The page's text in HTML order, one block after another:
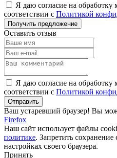
Я даю согласие на
соответствии с Политикой
Получить предложение
Оставить отзыв
Я даю согласие на
соответствии с Политикой
Отправить
Ваш устаревший браузер! Вы
Firefox
Наш сайт использует файлы
политике. Запретить
настройках своего браузера.
Принять